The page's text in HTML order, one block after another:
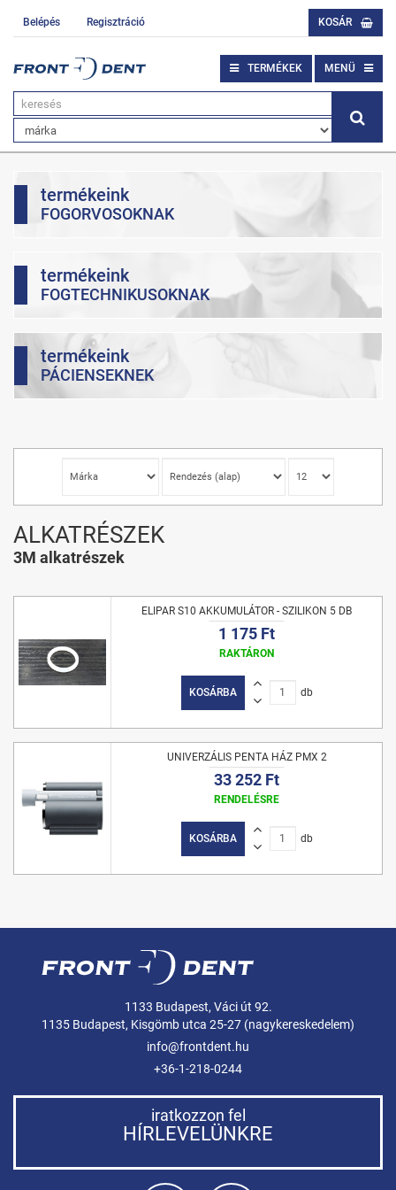
Belépés Regisztráció KOSÁR
TERMÉKEK MENÜ
termékeink
FOGORVOSOKNAK
termékeink
FOGTECHNIKUSOKNAK
termékeink
PÁCIENSEKNEK
ALKATRÉSZEK
3M alkatrészek
ELIPAR S10 AKKUMULÁTOR - SZILIKON 5 DB
1 175 Ft
RAKTÁRON
KOSÁRBA db
UNIVERZÁLIS PENTA HÁZ PMX 2
33 252 Ft
RENDELÉSRE
KOSÁRBA db
1133 Budapest, Váci út 92.
1135 Budapest, Kisgömb utca 25-27 (nagykereskedelem)
info@frontdent.hu
+36-1-218-0244
iratkozzon fel
HÍRLEVELÜNKRE